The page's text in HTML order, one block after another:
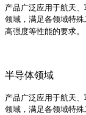
产品广泛应用于航天
领域，满足各领域特殊
高强度等性能的要求。
半导体领域
产品广泛应用于航天
领域，满足各领域特殊